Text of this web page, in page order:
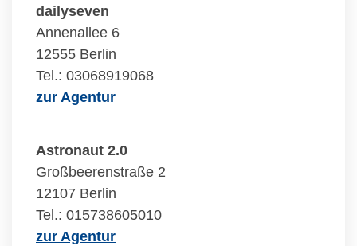
dailyseven
Annenallee 6
12555 Berlin
Tel.: 03068919068
zur Agentur
Astronaut 2.0
Großbeerenstraße 2
12107 Berlin
Tel.: 015738605010
zur Agentur